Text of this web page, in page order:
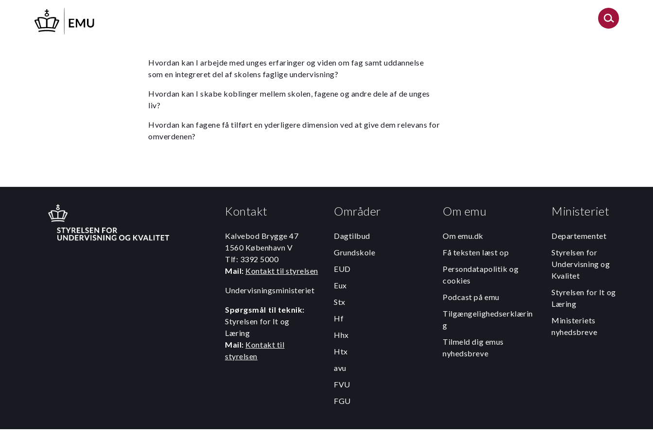
hovedindhold
Hvordan kan I arbejde med unges erfaringer og viden om fag samt uddannelse
som en integreret del af skolens faglige undervisning?
Hvordan kan I skabe koblinger mellem skolen, fagene og andre dele af de unges
liv?
Hvordan kan fagene få tilført en yderligere dimension ved at give dem relevans for
omverdenen?
Kontakt
Kalvebod Brygge 47
1560 København V
Tlf: 3392 5000
Mail: Kontakt til styrelsen
Undervisningsministeriet
Spørgsmål til teknik:
Styrelsen for It og
Læring
Mail: Kontakt til
styrelsen
Områder
Dagtilbud
Grundskole
EUD
Eux
Stx
Hf
Hhx
Htx
avu
FVU
FGU
Om emu
Om emu.dk
Få teksten læst op
Persondatapolitik og
cookies
Podcast på emu
Tilgængelighedserklærin
g
Tilmeld dig emus
nyhedsbreve
Ministeriet
Departementet
Styrelsen for
Undervisning og
Kvalitet
Styrelsen for It og
Læring
Ministeriets
nyhedsbreve